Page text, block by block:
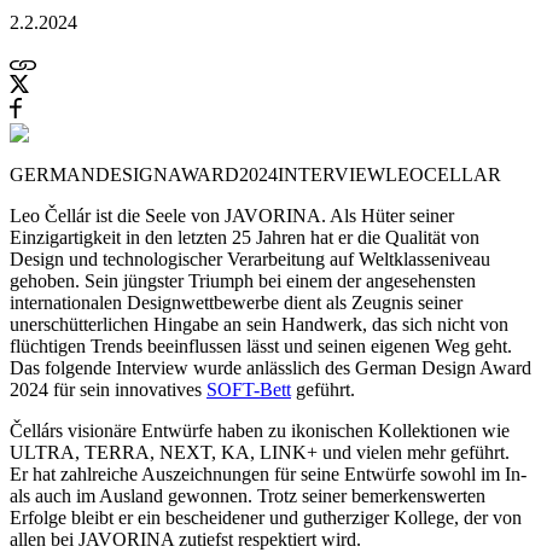
2.2.2024
GERMANDESIGNAWARD2024INTERVIEWLEOCELLAR
Leo Čellár ist die Seele von JAVORINA. Als Hüter seiner
Einzigartigkeit in den letzten 25 Jahren hat er die Qualität von
Design und technologischer Verarbeitung auf Weltklasseniveau
gehoben. Sein jüngster Triumph bei einem der angesehensten
internationalen Designwettbewerbe dient als Zeugnis seiner
unerschütterlichen Hingabe an sein Handwerk, das sich nicht von
flüchtigen Trends beeinflussen lässt und seinen eigenen Weg geht.
Das folgende Interview wurde anlässlich des German Design Award
2024 für sein innovatives SOFT-Bett geführt.
Čellárs visionäre Entwürfe haben zu ikonischen Kollektionen wie
ULTRA, TERRA, NEXT, KA, LINK+ und vielen mehr geführt.
Er hat zahlreiche Auszeichnungen für seine Entwürfe sowohl im In-
als auch im Ausland gewonnen. Trotz seiner bemerkenswerten
Erfolge bleibt er ein bescheidener und gutherziger Kollege, der von
allen bei JAVORINA zutiefst respektiert wird.